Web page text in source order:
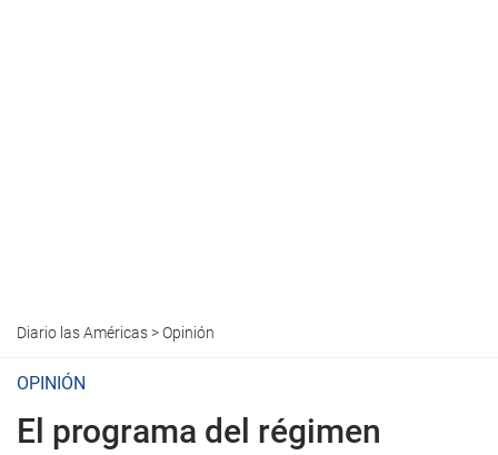
Diario las Américas>Opinión
OPINIÓN
El programa del régimen